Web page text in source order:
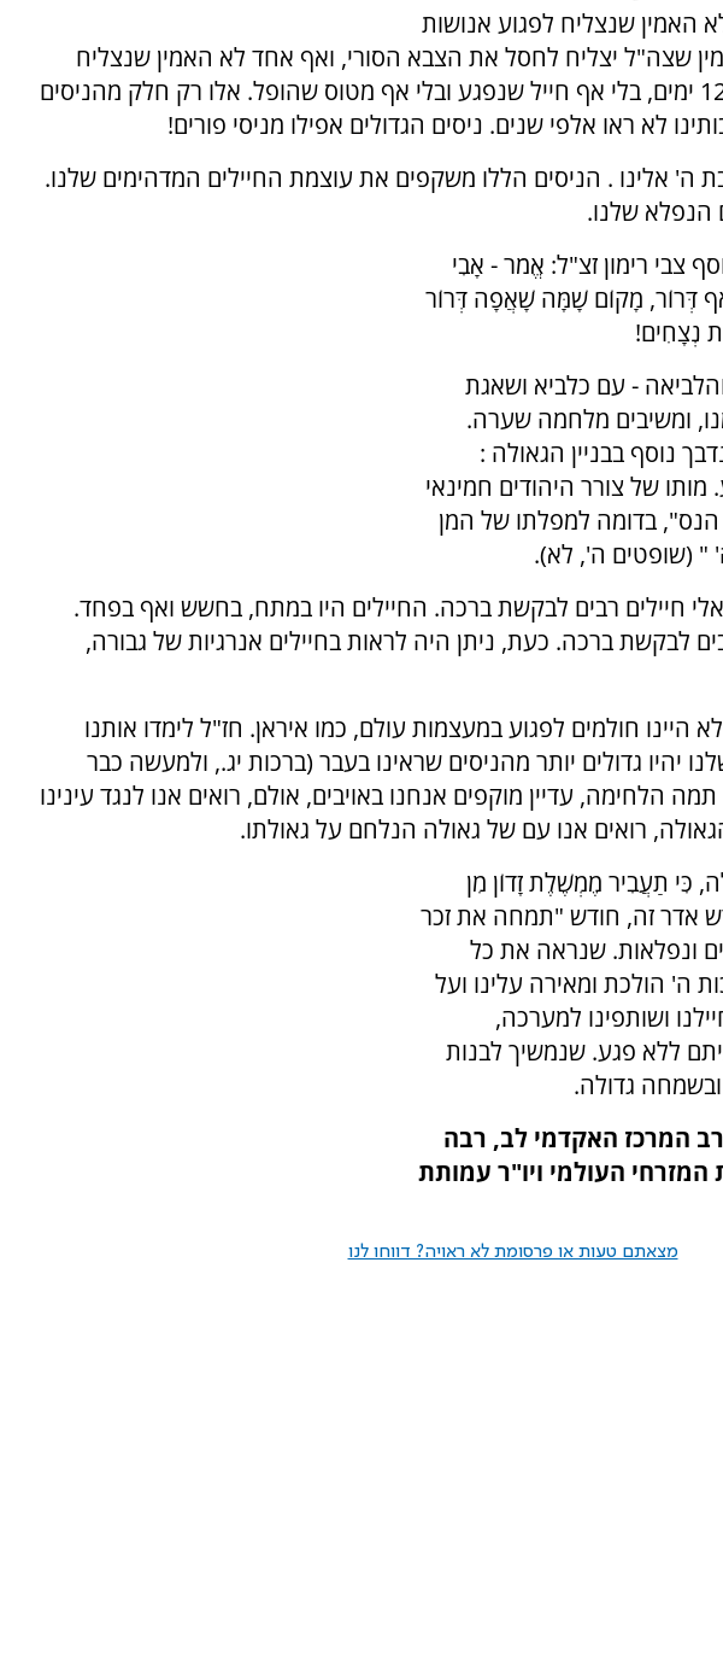
האמין שנצליח לפגוע אנושות
שצה"ל יצליח לחסל את הצבא הסורי, ואף אחד לא האמין שנצליח
לפגוע אנושות באיראן בתוך 12 ימים, בלי אף חייל שנפגע ובלי אף מטוס שהופל. אלו רק חלק מהניסים
לא ראו אלפי שנים. ניסים הגדולים אפילו מניסי פורים!
ה' אלינו . הניסים הללו משקפים את עוצמת החיילים המדהימים שלנו.
הנפלא שלנו.
צבי רימון זצ"ל: אֱמֹר - אָבִי
דְּרוֹר, מָקוֹם שָׁמָּה שָׁאֲפָה דְּרוֹר
נְצָחִים!
- עם כלביא ושאגת
ומשיבים מלחמה שערה.
נוסף בבניין הגאולה :
של צורר היהודים חמינאי
בדומה למפלתו של המן
" (שופטים ה', לא).
חיילים רבים לבקשת ברכה. החיילים היו במתח, בחשש ואף בפחד.
לבקשת ברכה. כעת, ניתן היה לראות בחיילים אנרגיות של גבורה,
היינו חולמים לפגוע במעצמות עולם, כמו איראן. חז"ל לימדו אותנו
יהיו גדולים יותר מהניסים שראינו בעבר (ברכות יג., ולמעשה כבר
תמה הלחימה, עדיין מוקפים אנחנו באויבים, אולם, רואים אנו לנגד עינינו
רואים אנו עם של גאולה הנלחם על גאולתו.
כִּי תַעֲבִיר מֶמְשֶׁלֶת זָדוֹן מִן
אדר זה, חודש "תמחה את זכר
ונפלאות. שנראה את כל
ה' הולכת ומאירה עלינו ועל
ושותפינו למערכה,
ללא פגע. שנמשיך לבנות
גדולה.
המרכז האקדמי לב, רבה
המזרחי העולמי ויו"ר עמותת
מצאתם טעות או פרסומת לא ראויה? דווחו לנו